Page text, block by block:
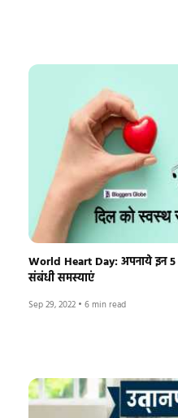
World Heart Day: अपनाये इन
संबंधी समस्याएं
Sep 29, 2022 • 6 min read